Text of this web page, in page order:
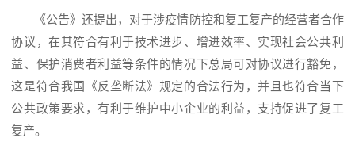
《公告》还提出，对于涉疫情防控和复工复产的经营者合作
协议，在其符合有利于技术进步、增进效率、实现社会公共利
益、保护消费者利益等条件的情况下总局可对协议进行豁免，
这是符合我国《反垄断法》规定的合法行为，并且也符合当下
公共政策要求，有利于维护中小企业的利益，支持促进了复工
复产。